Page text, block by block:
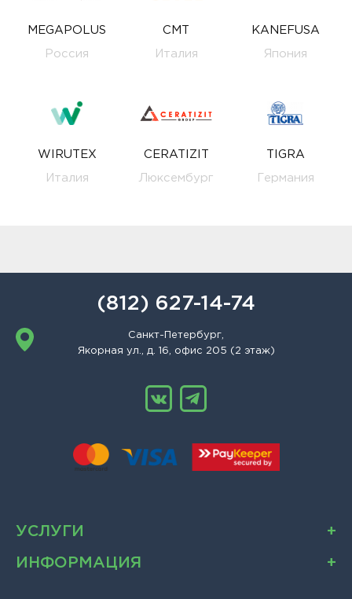
MEGAPOLUS
Россия
CMT
Италия
KANEFUSA
Япония
WIRUTEX
Италия
CERATIZIT
Люксембург
TIGRA
Германия
(812) 627-14-74
Санкт-Петербург,
Якорная ул., д. 16, офис 205 (2 этаж)
УСЛУГИ
ИНФОРМАЦИЯ